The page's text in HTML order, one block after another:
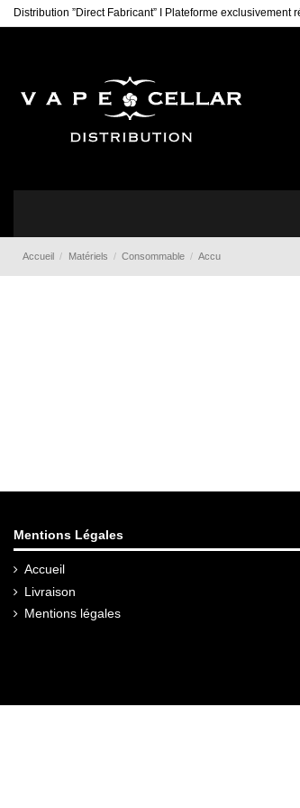
Distribution ”Direct Fabricant” I Plateforme exclusivement
Accueil Matériels Consommable Accu
Mentions Légales
Accueil
Livraison
Mentions légales